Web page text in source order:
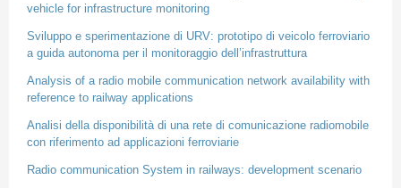
vehicle for infrastructure monitoring
Sviluppo e sperimentazione di URV: prototipo di veicolo ferroviario
a guida autonoma per il monitoraggio dell’infrastruttura
Analysis of a radio mobile communication network availability with
reference to railway applications
Analisi della disponibilità di una rete di comunicazione radiomobile
con riferimento ad applicazioni ferroviarie
Radio communication System in railways: development scenario